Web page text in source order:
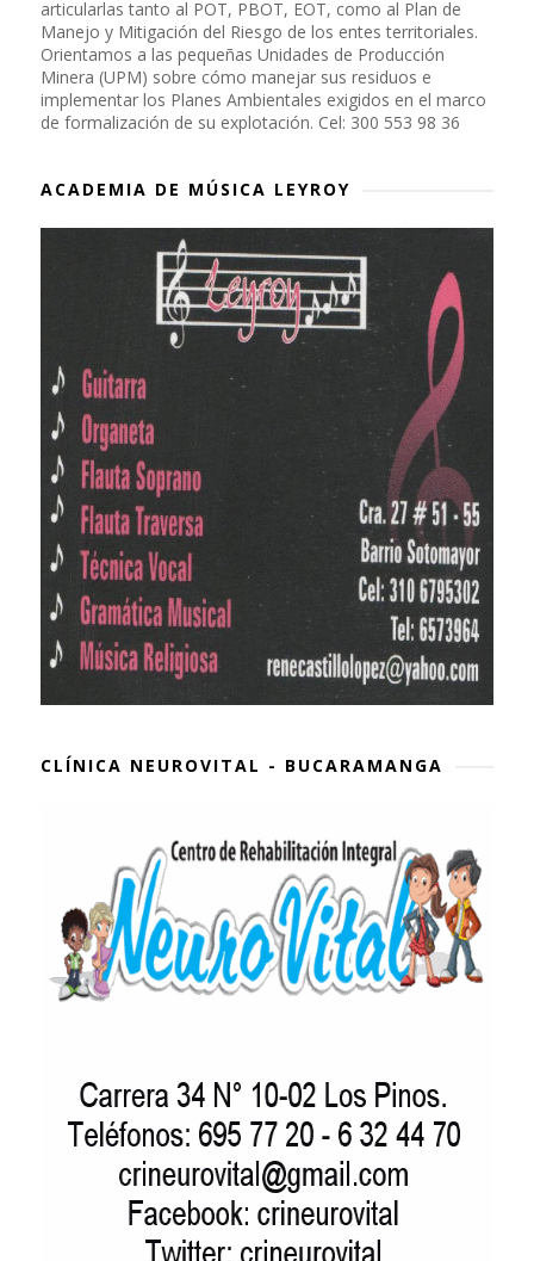
articularlas tanto al POT, PBOT, EOT, como al Plan de
Manejo y Mitigación del Riesgo de los entes territoriales.
Orientamos a las pequeñas Unidades de Producción
Minera (UPM) sobre cómo manejar sus residuos e
implementar los Planes Ambientales exigidos en el marco
de formalización de su explotación. Cel: 300 553 98 36
ACADEMIA DE MÚSICA LEYROY
CLÍNICA NEUROVITAL - BUCARAMANGA